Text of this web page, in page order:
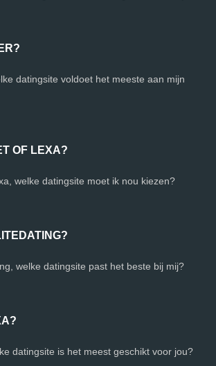
datingsite voldoet het meeste aan mijn
OF LEXA?
welke datingsite moet ik nou kiezen?
welke datingsite past het beste bij mij?
datingsite is het meest geschikt voor jou?